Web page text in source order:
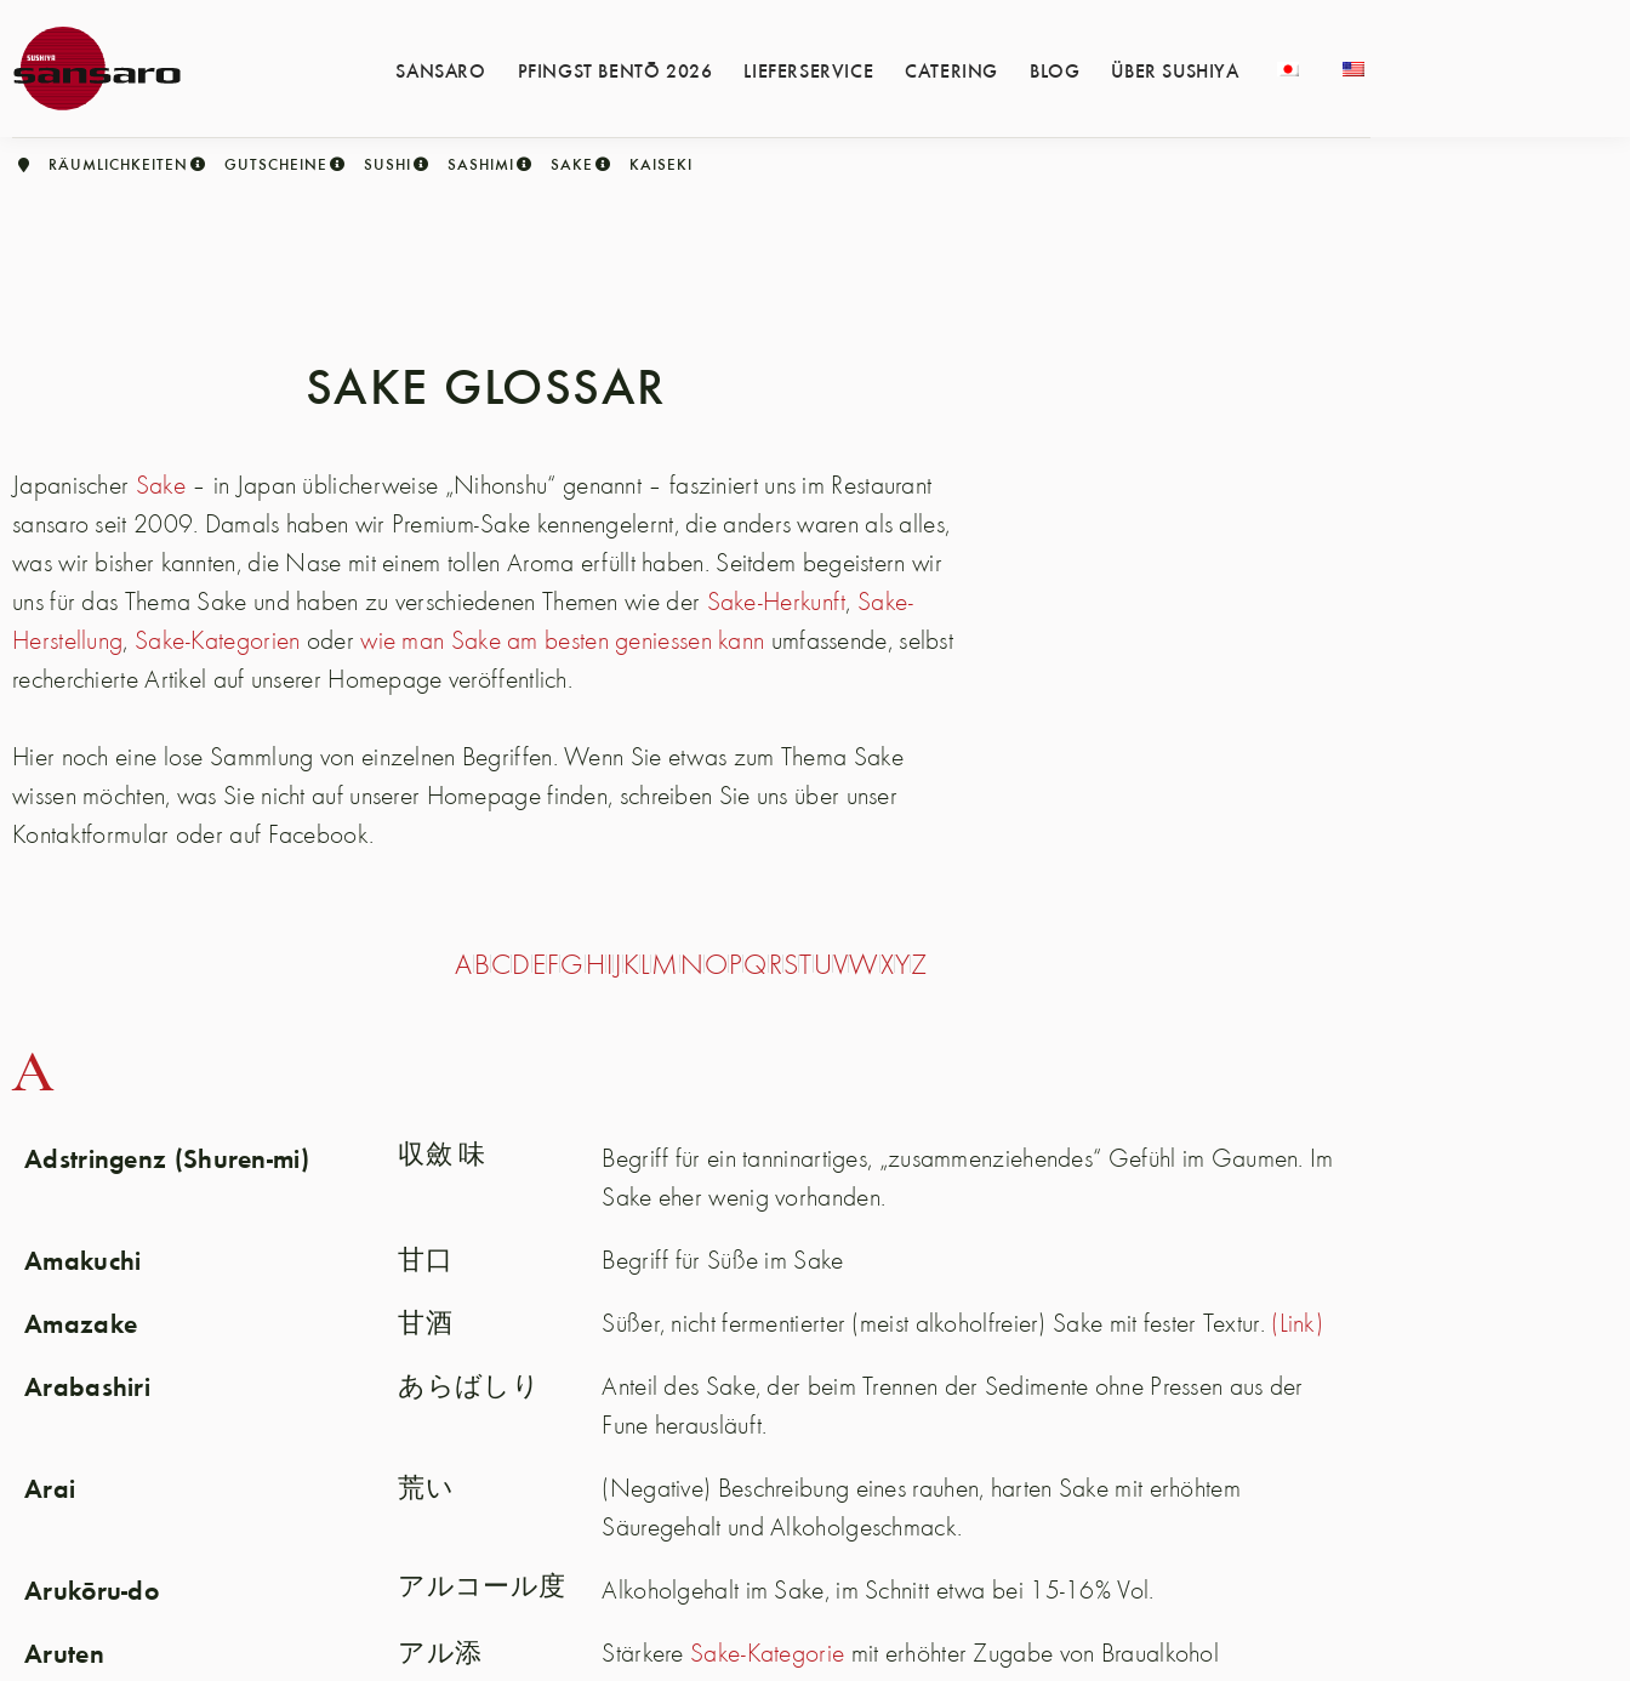
SANSARO PFINGST BENTŌ 2026 LIEFERSERVICE CATERING BLOG ÜBER SUSHIYA
RÄUMLICHKEITEN GUTSCHEINE SUSHI SASHIMI SAKE KAISEKI
SAKE GLOSSAR
Japanischer Sake– in Japan üblicherweise „Nihonshu“ genannt – fasziniert uns im Restaurant
sansaro seit 2009. Damals haben wir Premium-Sake kennengelernt, die anders waren als alles,
was wir bisher kannten, die Nase mit einem tollen Aroma erfüllt haben. Seitdem begeistern wir
uns für das Thema Sake und haben zu verschiedenen Themen wie der Sake-Herkunft, Sake-
Herstellung, Sake-Kategorien oderwie man Sake am besten geniessen kann umfassende, selbst
recherchierte Artikel auf unserer Homepage veröffentlich.
Hier noch eine lose Sammlung von einzelnen Begriffen. Wenn Sie etwas zum Thema Sake
wissen möchten, was Sie nicht auf unserer Homepage finden, schreiben Sie uns über unser
Kontaktformular oder auf Facebook.
ABCDEFGHIJKLMNOPQRSTUVWXYZ
A
Adstringenz (Shuren-mi) 収斂 味
Begriff für ein tanninartiges, „zusammenziehendes“ Gefühl im Gaumen. Im
Sake eher wenig vorhanden.
Amakuchi 甘口 Begriff für Süße im Sake
Amazake 甘酒 Süßer, nicht fermentierter (meist alkoholfreier) Sake mit fester Textur. (Link)
Arabashiri あらばしり
Anteil des Sake, der beim Trennen der Sedimente ohne Pressen aus der
Fune herausläuft.
Arai 荒い
(Negative) Beschreibung eines rauhen, harten Sake mit erhöhtem
Säuregehalt und Alkoholgeschmack.
Arukōru-do アルコール度 Alkoholgehalt im Sake, im Schnitt etwa bei 15-16% Vol.
Aruten アル添 Stärkere Sake-Kategorie mit erhöhter Zugabe von Braualkohol